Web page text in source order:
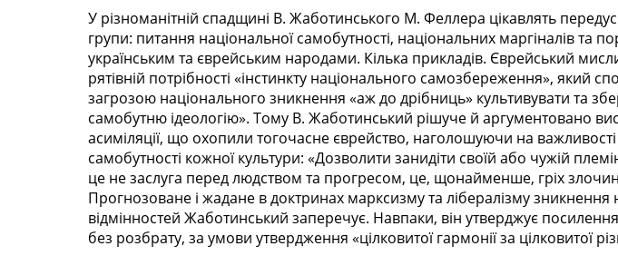
У різноманітній спадщині В. Жаботинського М. Феллера цікавлять
групи: питання національної самобутності, національних маргіналів та
українським та єврейським народами. Кілька прикладів. Єврейський
рятівній потрібності «інстинкту національного самозбереження», який
загрозою національного зникнення «аж до дрібниць» культивувати та
самобутню ідеологію». Тому В. Жаботинський рішуче й аргументовано
асиміляції, що охопили тогочасне єврейство, наголошуючи на
самобутності кожної культури: «Дозволити занидіти своїй або чужій
це не заслуга перед людством та прогресом, це, щонайменше, гріх
Прогнозоване і жадане в доктринах марксизму та лібералізму зникнення
відмінностей Жаботинський заперечує. Навпаки, він утверджує
без розбрату, за умови утвердження «цілковитої гармонії за цілковитої